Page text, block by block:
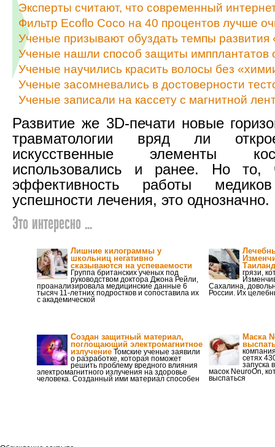
Эксперты считают, что современный
Фильтр Ecoflo Coco на 40 процентов лучше
Ученые призывают обуздать темпы развития
Ученые нашли способ защиты импплантатов
Ученые научились красить волосы без
Ученые засомневались в достоверности
Ученые записали на кассету с магнитной
Развитие же 3D-печати новые
травматологии вряд ли
искусственные элементы
использовались и ранее. Но то,
эффективность работы
успешности лечения, это однозначно.
Это интересно ...
Лишние килограммы у
школьниц негативно
сказываются на успеваемости
Группа британских ученых под
руководством доктора Джона Рейли,
проанализировала медицинские данные 6
тысяч 11-летних подростков и сопоставила их
с академической
грязи,
Сахалина,
России. Их
Создан защитный материал,
поглощающий электромагнитное
излучение Томские ученые заявили
о разработке, которая поможет
решить проблему вредного влияния
электромагнитного излучения на здоровье
человека. Созданный ими материал способен
Маска
сетях
запуска
масок NeuroOn,
выспаться